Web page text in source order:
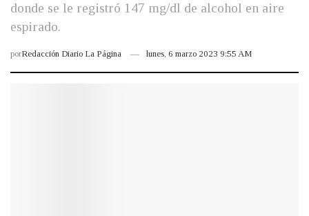
donde se le registró 147 mg/dl de alcohol en aire
espirado.
porRedacción Diario La Página lunes, 6 marzo 2023 9:55 AM